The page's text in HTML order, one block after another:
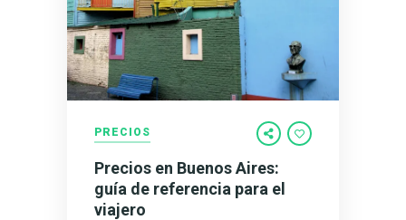
PRECIOS
Precios en Buenos Aires:
guía de referencia para el
viajero